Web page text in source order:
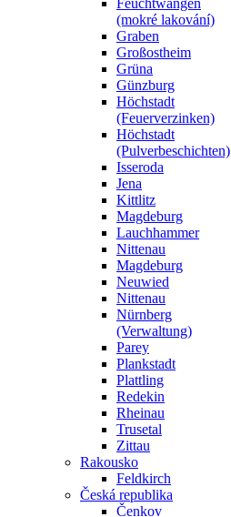
Feuchtwangen
(mokré lakování)
Graben
Großostheim
Grüna
Günzburg
Höchstadt
(Feuerverzinken)
Höchstadt
(Pulverbeschichten)
Isseroda
Jena
Kittlitz
Magdeburg
Lauchhammer
Nittenau
Magdeburg
Neuwied
Nittenau
Nürnberg
(Verwaltung)
Parey
Plankstadt
Plattling
Redekin
Rheinau
Trusetal
Zittau
Rakousko
Feldkirch
Česká republika
Čenkov